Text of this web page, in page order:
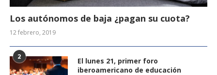
Los autónomos de baja ¿pagan su cuota?
12 febrero, 2019
2
El lunes 21, primer foro
iberoamericano de educación